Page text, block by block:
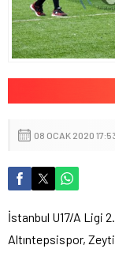
08 OCAK 2020
İstanbul U17/A Ligi
Altıntepsispor,